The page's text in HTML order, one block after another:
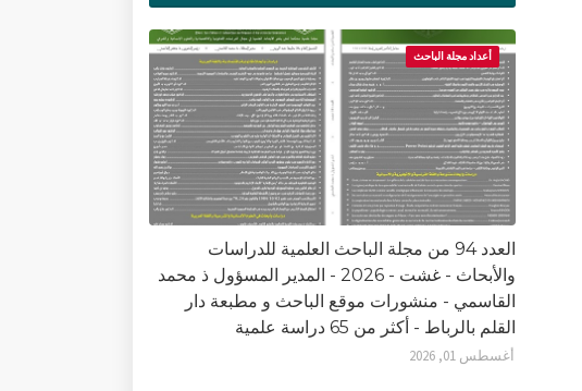
أعداد مجلة الباحث
العدد 94 من مجلة الباحث العلمية للدراسات
والأبحاث - غشت - 2026 - المدير المسؤول ذ محمد
القاسمي - منشورات موقع الباحث و مطبعة دار
القلم بالرباط - أكثر من 65 دراسة علمية
أغسطس 01, 2026